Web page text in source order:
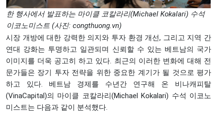
한 행사에서 발표하는 마이클 코칼라리(Michael Kokalari) 수석
이코노미스트 (사진: congthuong.vn)
시장 개방에 대한 강력한 의지와 투자 환경 개선, 그리고 지역 간
연대 강화는 투명하고 일관되며 신뢰할 수 있는 베트남의 국가
이미지를 더욱 공고히 하고 있다. 최근의 이러한 변화에 대해 전
문가들은 장기 투자 전략을 위한 중요한 계기가 될 것으로 평가
하고 있다. 베트남 경제를 수년간 연구해 온 비나캐피탈
(VinaCapital)의 마이클 코칼라리(Michael Kokalari) 수석 이코노
미스트는 다음과 같이 분석했다.